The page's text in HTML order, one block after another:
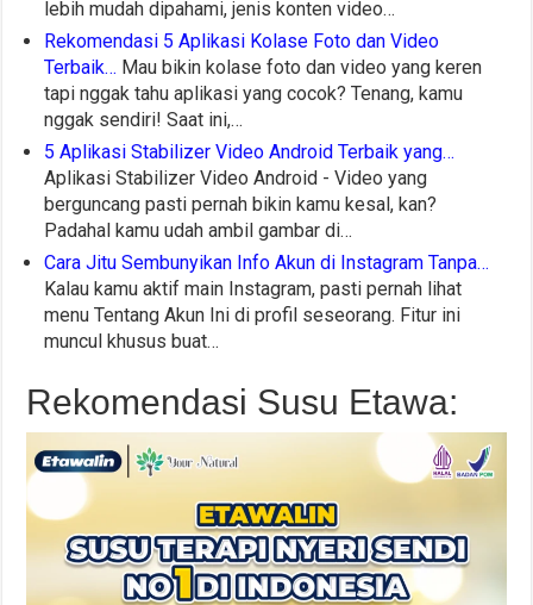
lebih mudah dipahami, jenis konten video…
Rekomendasi 5 Aplikasi Kolase Foto dan Video
Terbaik… Mau bikin kolase foto dan video yang keren
tapi nggak tahu aplikasi yang cocok? Tenang, kamu
nggak sendiri! Saat ini,…
5 Aplikasi Stabilizer Video Android Terbaik yang…
Aplikasi Stabilizer Video Android - Video yang
berguncang pasti pernah bikin kamu kesal, kan?
Padahal kamu udah ambil gambar di…
Cara Jitu Sembunyikan Info Akun di Instagram Tanpa…
Kalau kamu aktif main Instagram, pasti pernah lihat
menu Tentang Akun Ini di profil seseorang. Fitur ini
muncul khusus buat…
Rekomendasi Susu Etawa: